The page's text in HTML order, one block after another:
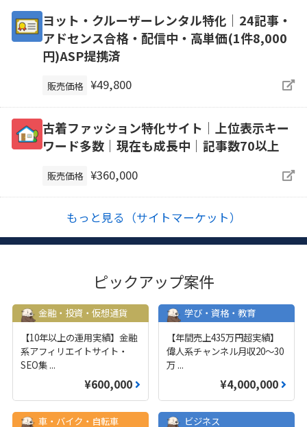
ヨット・クルーザーレンタル特化｜24記事・
アドセンス合格・配信中・高単価(1件8,000
円)ASP提携済
販売価格 ¥49,800
古着ファッション特化サイト│上位表示キー
ワード多数│現在も成長中│記事数70以上
販売価格 ¥360,000
もっと見る（サイトマーケット）
ピックアップ案件
金融・投資・仮想通貨
【10年以上の運用実績】金融
系アフィリエイトサイト・
SEO集 ...
¥600,000
学び・資格・教育
【年間売上435万円超実績】
偉人系チャンネル月収20～30
万 ...
¥4,000,000
車・バイク・自転車 ビジネス